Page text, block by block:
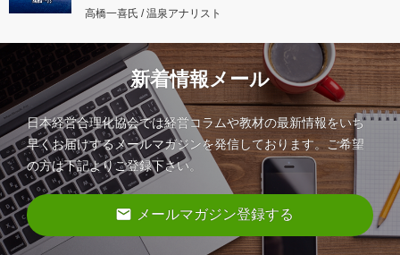
高橋一喜氏 / 温泉アナリスト
新着情報メール
日本経営合理化協会では経営コラムや教材の最新情報をいち
早くお届けするメールマガジンを発信しております。ご希望
の方は下記よりご登録下さい。
email メールマガジン登録する